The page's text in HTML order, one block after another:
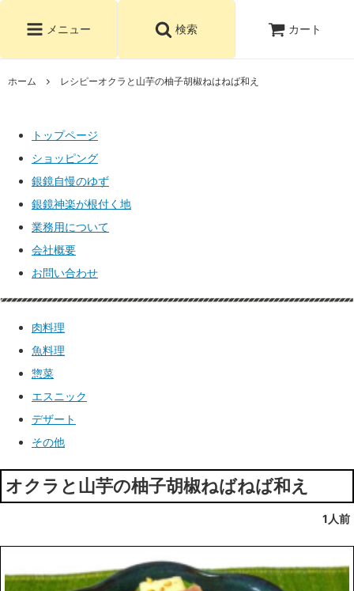
メニュー 検索 カート
ホーム レシピーオクラと山芋の柚子胡椒ねはねば和え
トップページ
ショッピング
銀鏡自慢のゆず
銀鏡神楽が根付く地
業務用について
会社概要
お問い合わせ
肉料理
魚料理
惣菜
エスニック
デザート
その他
オクラと山芋の柚子胡椒ねばねば和え
1人前